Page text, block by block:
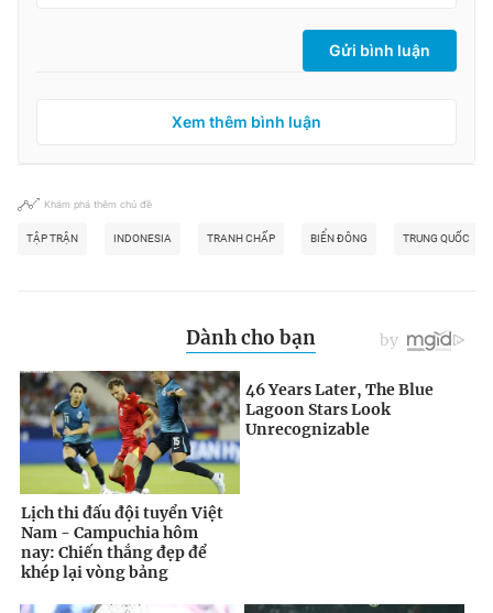
Gửi bình luận
Xem thêm bình luận
Khám phá thêm chủ đề
TẬP TRẬN INDONESIA TRANH CHẤP BIỂN ĐÔNG TRUNG QUỐC